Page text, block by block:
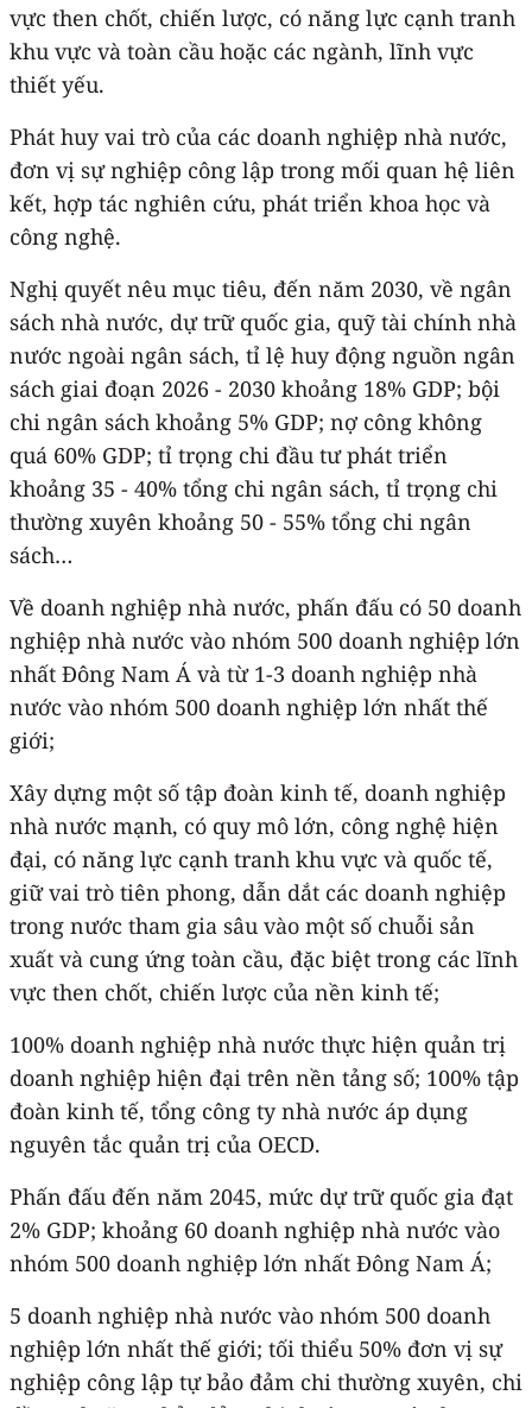
vực then chốt, chiến lược, có năng lực cạnh tranh
khu vực và toàn cầu hoặc các ngành, lĩnh vực
thiết yếu.
Phát huy vai trò của các doanh nghiệp nhà nước,
đơn vị sự nghiệp công lập trong mối quan hệ liên
kết, hợp tác nghiên cứu, phát triển khoa học và
công nghệ.
Nghị quyết nêu mục tiêu, đến năm 2030, về ngân
sách nhà nước, dự trữ quốc gia, quỹ tài chính nhà
nước ngoài ngân sách, tỉ lệ huy động nguồn ngân
sách giai đoạn 2026 - 2030 khoảng 18% GDP; bội
chi ngân sách khoảng 5% GDP; nợ công không
quá 60% GDP; tỉ trọng chi đầu tư phát triển
khoảng 35 - 40% tổng chi ngân sách, tỉ trọng chi
thường xuyên khoảng 50 - 55% tổng chi ngân
sách…
Về doanh nghiệp nhà nước, phấn đấu có 50 doanh
nghiệp nhà nước vào nhóm 500 doanh nghiệp lớn
nhất Đông Nam Á và từ 1-3 doanh nghiệp nhà
nước vào nhóm 500 doanh nghiệp lớn nhất thế
giới;
Xây dựng một số tập đoàn kinh tế, doanh nghiệp
nhà nước mạnh, có quy mô lớn, công nghệ hiện
đại, có năng lực cạnh tranh khu vực và quốc tế,
giữ vai trò tiên phong, dẫn dắt các doanh nghiệp
trong nước tham gia sâu vào một số chuỗi sản
xuất và cung ứng toàn cầu, đặc biệt trong các lĩnh
vực then chốt, chiến lược của nền kinh tế;
100% doanh nghiệp nhà nước thực hiện quản trị
doanh nghiệp hiện đại trên nền tảng số; 100% tập
đoàn kinh tế, tổng công ty nhà nước áp dụng
nguyên tắc quản trị của OECD.
Phấn đấu đến năm 2045, mức dự trữ quốc gia đạt
2% GDP; khoảng 60 doanh nghiệp nhà nước vào
nhóm 500 doanh nghiệp lớn nhất Đông Nam Á;
5 doanh nghiệp nhà nước vào nhóm 500 doanh
nghiệp lớn nhất thế giới; tối thiểu 50% đơn vị sự
nghiệp công lập tự bảo đảm chi thường xuyên, chi